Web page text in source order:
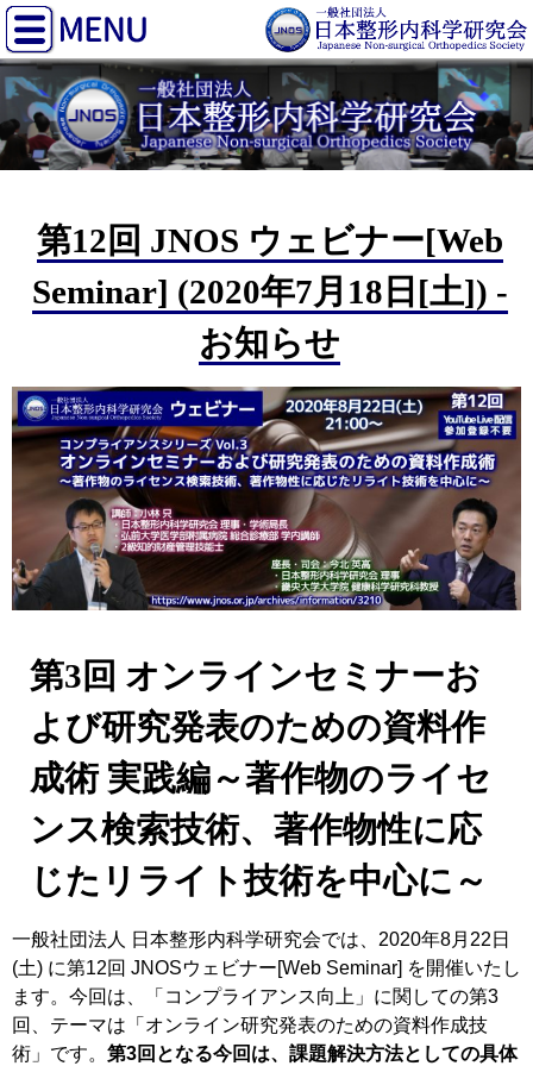
第12回 JNOS ウェビナー[Web
Seminar] (2020年7月18日[土]) -
お知らせ
第3回 オンラインセミナーお
よび研究発表のための資料作
成術 実践編～著作物のライセ
ンス検索技術、著作物性に応
じたリライト技術を中心に～
一般社団法人 日本整形内科学研究会では、2020年8月22日
(土) に第12回 JNOSウェビナー[Web Seminar] を開催いたし
ます。今回は、「コンプライアンス向上」に関しての第3
回、テーマは「オンライン研究発表のための資料作成技
術」です。 第3回となる今回は、課題解決方法としての具体